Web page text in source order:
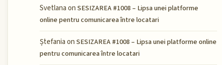
Svetlanaon SESIZAREA #1008 – Lipsa unei platforme
online pentru comunicarea între locatari
Ștefaniaon SESIZAREA #1008 – Lipsa unei platforme online
pentru comunicarea între locatari